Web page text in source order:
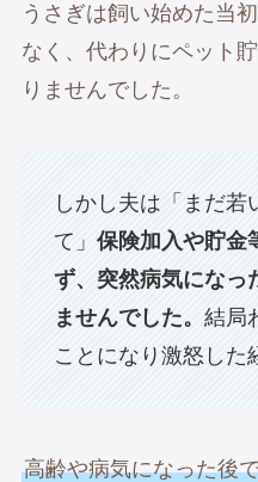
うさぎは飼い始めた当
なく、代わりにペット
りませんでした。
しかし夫は「まだ若
て」 保険加入や貯金
ず、突然病気になっ
ませんでした。 結局
ことになり激怒した
高齢や病気になった後